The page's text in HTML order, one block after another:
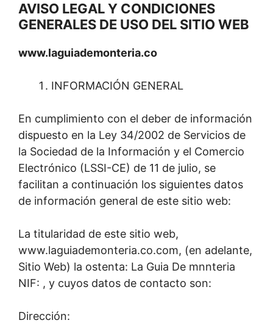
AVISO LEGAL Y CONDICIONES
GENERALES DE USO DEL SITIO WEB
www.laguiademonteria.co
INFORMACIÓN GENERAL
En cumplimiento con el deber de información
dispuesto en la Ley 34/2002 de Servicios de
la Sociedad de la Información y el Comercio
Electrónico (LSSI-CE) de 11 de julio, se
facilitan a continuación los siguientes datos
de información general de este sitio web:
La titularidad de este sitio web,
www.laguiademonteria.co.com, (en adelante,
Sitio Web) la ostenta: La Guia De mnnteria
NIF: , y cuyos datos de contacto son:
Dirección: